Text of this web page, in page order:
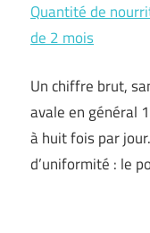
Quantité de
de 2 mois
Un chiffre brut,
avale en général
à huit fois par
d’uniformité : le